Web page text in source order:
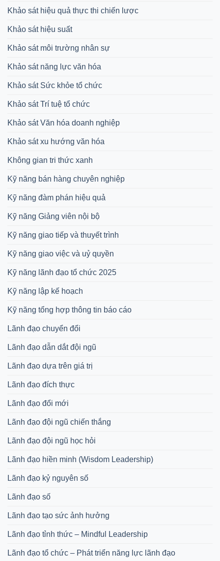
Khảo sát hiệu quả thực thi chiến lược
Khảo sát hiệu suất
Khảo sát môi trường nhân sự
Khảo sát năng lực văn hóa
Khảo sát Sức khỏe tổ chức
Khảo sát Trí tuệ tổ chức
Khảo sát Văn hóa doanh nghiệp
Khảo sát xu hướng văn hóa
Không gian tri thức xanh
Kỹ năng bán hàng chuyên nghiệp
Kỹ năng đàm phán hiệu quả
Kỹ năng Giảng viên nội bộ
Kỹ năng giao tiếp và thuyết trình
Kỹ năng giao việc và uỷ quyền
Kỹ năng lãnh đạo tổ chức 2025
Kỹ năng lập kế hoạch
Kỹ năng tổng hợp thông tin báo cáo
Lãnh đạo chuyển đổi
Lãnh đạo dẫn dắt đội ngũ
Lãnh đạo dựa trên giá trị
Lãnh đạo đích thực
Lãnh đạo đổi mới
Lãnh đạo đội ngũ chiến thắng
Lãnh đạo đội ngũ học hỏi
Lãnh đạo hiền minh (Wisdom Leadership)
Lãnh đạo kỷ nguyên số
Lãnh đạo số
Lãnh đạo tạo sức ảnh hưởng
Lãnh đạo tỉnh thức – Mindful Leadership
Lãnh đạo tổ chức – Phát triển năng lực lãnh đạo